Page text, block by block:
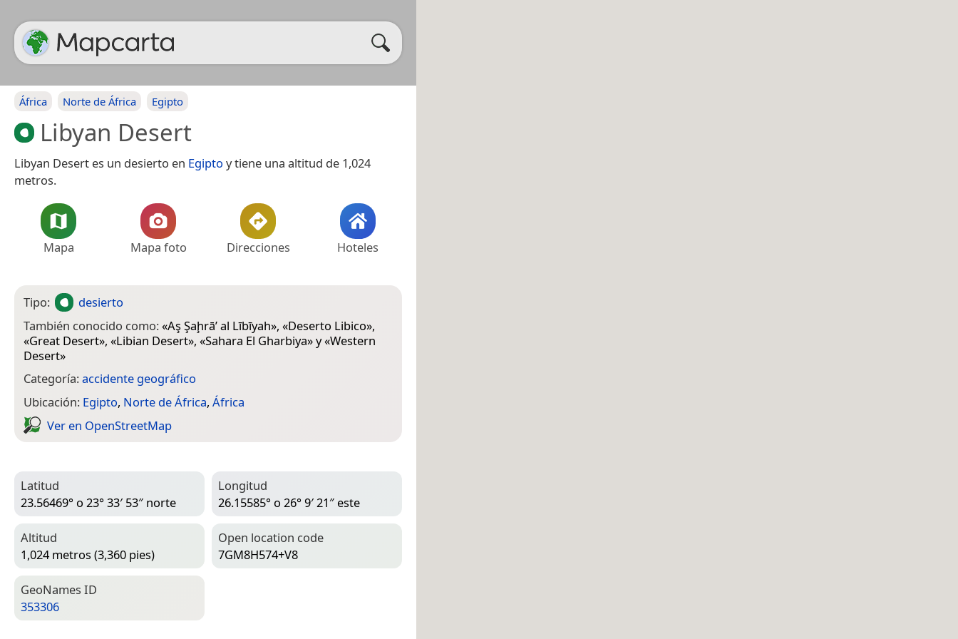
África Norte de África Egipto
Libyan Desert
Libyan Desert es un desierto en Egipto y tiene una altitud de 1,024
metros.
Mapa Mapa foto Direcciones Hoteles
Tipo:
desierto
También conocido como:«Aş Şaḩrā’ al Lībīyah», «Deserto Libico»,
«Great Desert», «Libian Desert», «Sahara El Gharbiya» y «Western
Desert»
Categoría:accidente geográfico
Ubicación: Egipto, Norte de África, África
Ver en Open­Street­Map
Latitud
23.56469° o 23° 33′ 53″ norte
Longitud
26.15585° o 26° 9′ 21″ este
Altitud
1,024 metros (3,360 pies)
Open location code
7GM8H574+V8
Geo­Names ID
353306